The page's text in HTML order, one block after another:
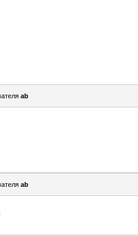
ab
ab